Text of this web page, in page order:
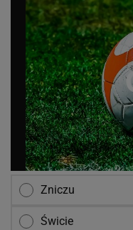
Zniczu
Świcie